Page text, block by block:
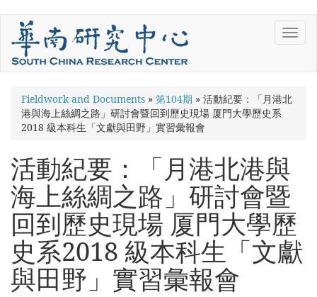
Skip
main
content
You
are
Fieldwork and Documents » 第104期 » 活動紀要：「月港北
港與海上絲綢之路」研討會暨回到歷史現場 厦門大學歷史系
2018 級本科生「文獻與田野」實習彙報會
活動紀要：「月港北港與
海上絲綢之路」研討會暨
回到歷史現場 厦門大學歷
史系2018 級本科生「文獻
與田野」實習彙報會